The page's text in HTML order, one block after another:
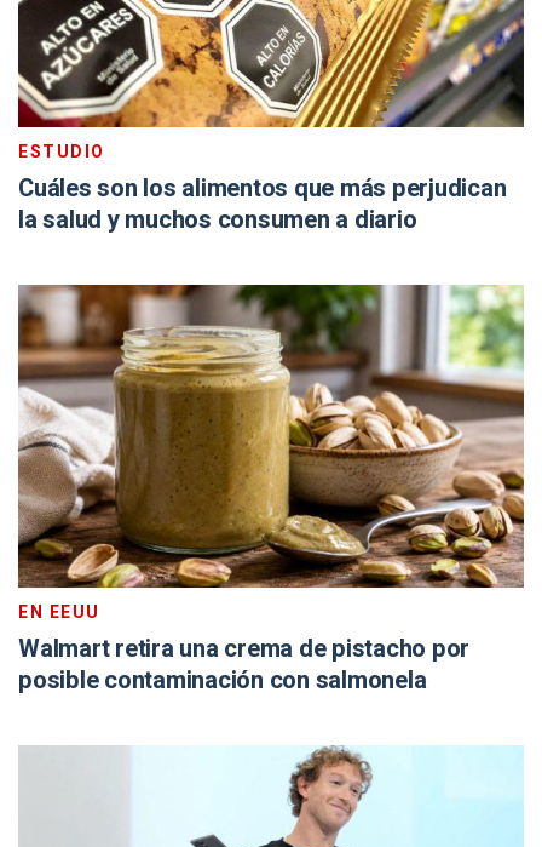
ESTUDIO
Cuáles son los alimentos que más perjudican
la salud y muchos consumen a diario
EN EEUU
Walmart retira una crema de pistacho por
posible contaminación con salmonela